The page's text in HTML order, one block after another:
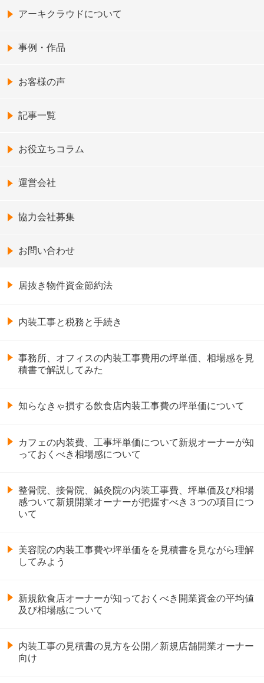
アーキクラウドについて
事例・作品
お客様の声
記事一覧
お役立ちコラム
運営会社
協力会社募集
お問い合わせ
居抜き物件資金節約法
内装工事と税務と手続き
事務所、オフィスの内装工事費用の坪単価、相場感を見
積書で解説してみた
知らなきゃ損する飲食店内装工事費の坪単価について
カフェの内装費、工事坪単価について新規オーナーが知
っておくべき相場感について
整骨院、接骨院、鍼灸院の内装工事費、坪単価及び相場
感ついて新規開業オーナーが把握すべき３つの項目につ
いて
美容院の内装工事費や坪単価をを見積書を見ながら理解
してみよう
新規飲食店オーナーが知っておくべき開業資金の平均値
及び相場感について
内装工事の見積書の見方を公開／新規店舗開業オーナー
向け